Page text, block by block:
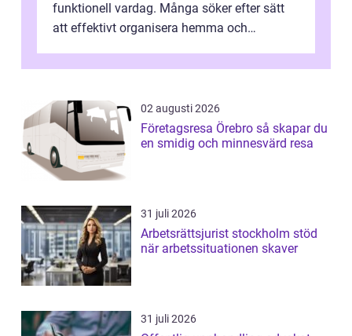
funktionell vardag. Många söker efter sätt
att effektivt organisera hemma och
02 augusti 2026
Företagsresa Örebro så skapar du
en smidig och minnesvärd resa
31 juli 2026
Arbetsrättsjurist stockholm stöd
när arbetssituationen skaver
31 juli 2026